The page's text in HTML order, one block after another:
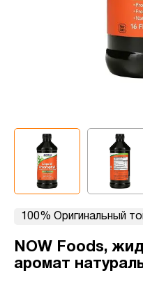
100% Оригинальный
NOW Foods,
аромат